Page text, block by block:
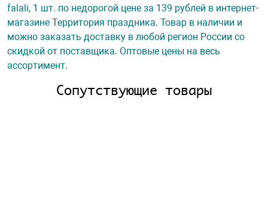
falali, 1 шт. по недорогой цене за 139 рублей в интернет-
магазине Территория праздника. Товар в наличии и
можно заказать доставку в любой регион России со
скидкой от поставщика. Оптовые цены на весь
ассортимент.
Сопутствующие товары